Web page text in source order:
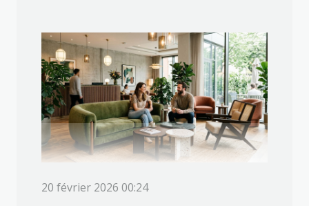
20 février 2026 00:24